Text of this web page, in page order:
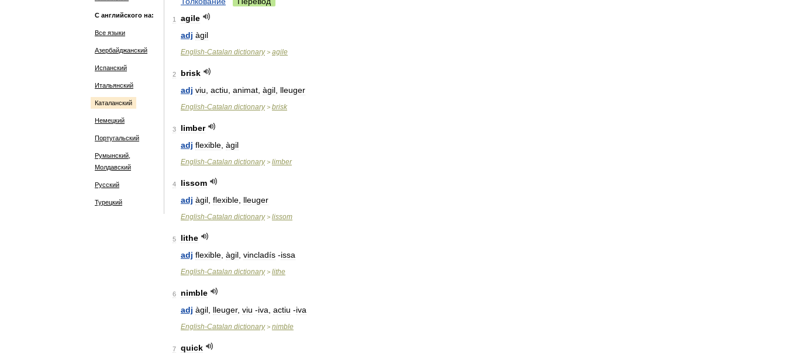
С английского на:
Все языки
Азербайджанский
Испанский
Итальянский
Каталанский
Немецкий
Португальский
Румынский,
Молдавский
Русский
Турецкий
1
agile
adj àgil
English-Catalan dictionary> agile
2
brisk
adj viu actiu animat àgil lleuger
English-Catalan dictionary> brisk
3
limber
adj flexible àgil
English-Catalan dictionary> limber
4
lissom
adj àgil flexible lleuger
English-Catalan dictionary> lissom
5
lithe
adj flexible àgil vincladís -issa
English-Catalan dictionary> lithe
6
nimble
adj àgil lleuger, viu -iva actiu -iva
English-Catalan dictionary> nimble
7
quick